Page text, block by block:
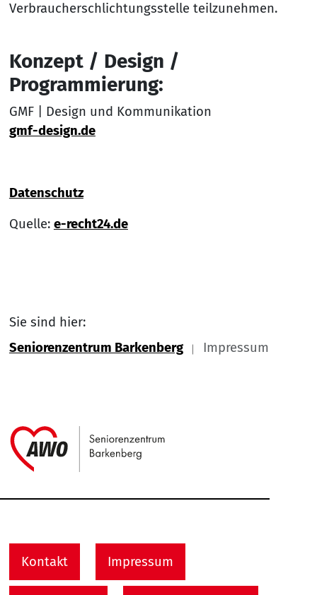
Verbraucherschlichtungsstelle teilzunehmen.
Konzept / Design /
Programmierung:
GMF | Design und Kommunikation
gmf-design.de
Datenschutz
Quelle: e-recht24.de
Sie sind hier:
Seniorenzentrum Barkenberg
Impressum
Link zu Home
Kontakt Impressum